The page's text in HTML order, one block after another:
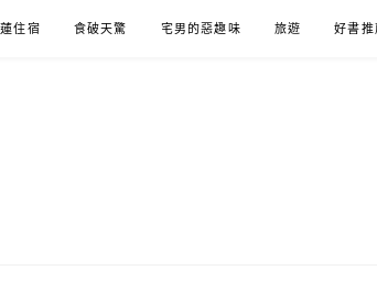
住宿 食破天驚 宅男的惡趣味 旅遊 好書推